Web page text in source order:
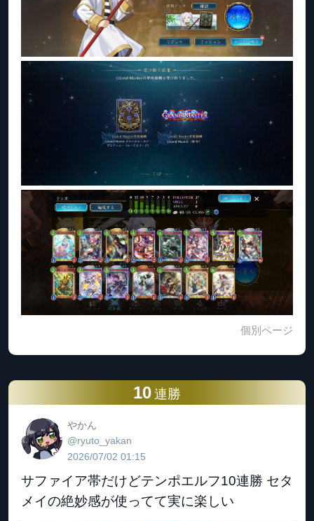
個別ページ
10 連勝
やかん
@ryuto_yakan
2026/07/02 01:15
サファイア帯だけどテンポエルフ10連勝 セタ
メイの絶妙感が使ってて実に楽しい